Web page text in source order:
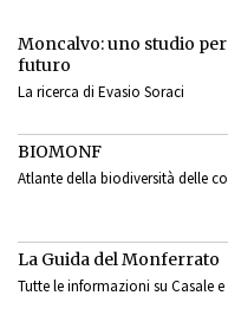
Moncalvo: uno studio
futuro
La ricerca di Evasio Soraci
BIOMONF
Atlante della biodiversità delle
La Guida del Monferrato
Tutte le informazioni su Casale